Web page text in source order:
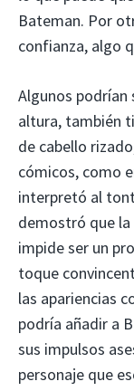
Bateman. Por
confianza, algo
Algunos podrían
altura, también
de cabello
cómicos, como
interpretó al
demostró que la
impide ser un
toque
las apariencias
podría añadir a
sus impulsos
personaje que